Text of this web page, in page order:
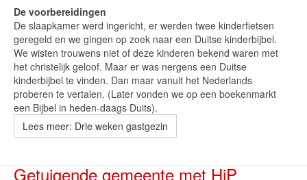
De voorbereidingen
De slaapkamer werd ingericht, er werden twee kinderfietsen
geregeld en we gingen op zoek naar een Duitse kinderbijbel.
We wisten trouwens niet of deze kinderen bekend waren met
het christelijk geloof. Maar er was nergens een Duitse
kinderbijbel te vinden. Dan maar vanuit het Nederlands
proberen te vertalen. (Later vonden we op een boekenmarkt
een Bijbel in heden-daags Duits).
Lees meer: Drie weken gastgezin
Getuigende gemeente met HiP